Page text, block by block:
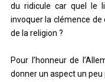
du ridicule car quel le
invoquer la clémence de
de la religion ?
Pour l’honneur de
donner un aspect un